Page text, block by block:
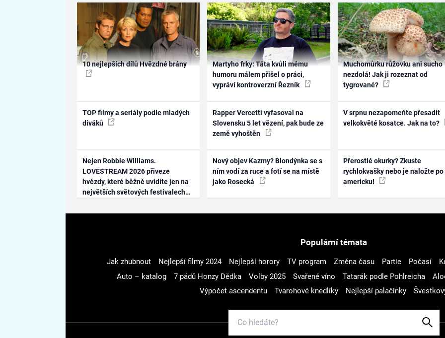
10 nejlepších dílů Hvězdné brány
TOP filmy a seriály podle mladých
diváků
Nejen Robbie Williams.
LOVESTREAM 2026 přiveze
hvězdy, které běžně uvidíte jen na
největších světových festivalech
Martyho frky: Táta kvůli mému
humoru málem přišel o práci,
vypráví kontroverzní Řezník
Rapper Vercetti vyfasoval na
Slovensku 5 let vězení, pak bude ze
země vyhoštěn
Nový objev Kazmy? Blondýnka se s
ním vodí za ruce a fotí se na místě
jako Rosecká
Muchomůrku růžovku ani sucho
nezdolá! Jak ji rozeznat od
tygrované?
V srpnu nezapomeňte přesadit
velkokvěté kosatce. Jak na to?
Přerostlé okurky? Zkuste
rychlokvašky nebo je naložte po
americku!
Populární témata
Jak zhubnout Nejlepší filmy 2024 Nejlepší horory TV program Změna času Partie Počasí
Auto – katalog
7 pádů Honzy Dědka Volby 2025 Svařené víno Tatarák podle Pohlreicha
Výpočet ascendentu
Tvarohové knedlíky Nejlepší palačinky